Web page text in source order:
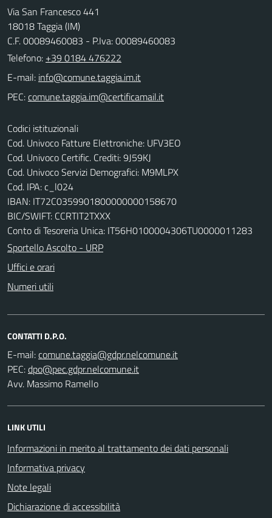
Via San Francesco 441
18018 Taggia (IM)
C.F. 00089460083 - P.Iva: 00089460083
Telefono: +39 0184 476222
E-mail:
PEC:
Codici istituzionali
Cod. Univoco Fatture Elettroniche: UFV3EO
Cod. Univoco Certific. Crediti: 9J59KJ
Cod. Univoco Servizi Demografici: M9MLPX
Cod. IPA: c_l024
IBAN: IT72C0359901800000000158670
BIC/SWIFT: CCRTIT2TXXX
Conto di Tesoreria Unica: IT56H0100004306TU0000011283
Sportello Ascolto - URP
Uffici e orari
Numeri utili
CONTATTI D.P.O.
E-mail:
PEC:
Avv. Massimo Ramello
LINK UTILI
Informazioni in merito al trattamento dei dati personali
Informativa privacy
Note legali
Dichiarazione di accessibilità